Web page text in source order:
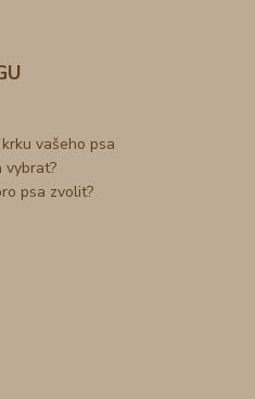
vašeho psa
vybrat?
psa zvolit?